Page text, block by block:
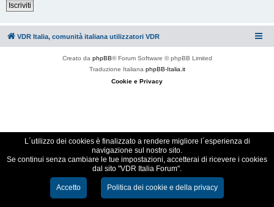
Iscriviti
VDR Italia, comunità italiana utilizzatori VDR
Creato da phpBB® Forum Software © phpBB Limited
Traduzione Italiana phpBB-Italia.it
Cookie e Privacy
L´utilizzo dei cookies è finalizzato a rendere migliore l´esperienza di
navigazione sul nostro sito.
Se continui senza cambiare le tue impostazioni, accetterai di ricevere i cookies
dal sito "VDR Italia Forum".
Accetto Politica dei cookie e della privacy